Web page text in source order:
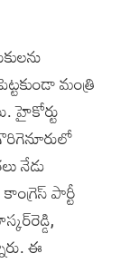
మంత్రి
హైకోర్టు
నేడు
పార్టీ
ఈ